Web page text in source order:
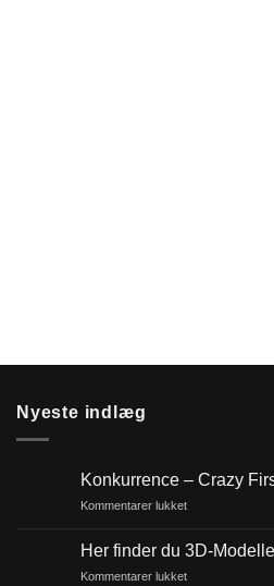
Nyeste indlæg
Konkurrence – Crazy
Kommentarer lukkettil
–
Crazy
First
Her finder du 3D-
Kommentarer lukkettil